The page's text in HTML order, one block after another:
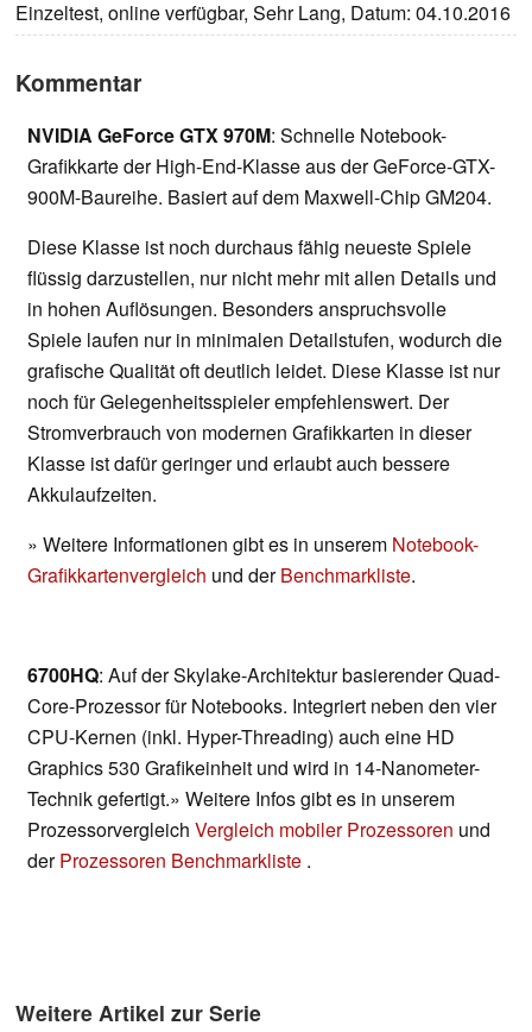
Einzeltest, online verfügbar, Sehr Lang, Datum: 04.10.2016
Kommentar
NVIDIA GeForce GTX 970M: Schnelle Notebook-
Grafikkarte der High-End-Klasse aus der GeForce-GTX-
900M-Baureihe. Basiert auf dem Maxwell-Chip GM204.
Diese Klasse ist noch durchaus fähig neueste Spiele
flüssig darzustellen, nur nicht mehr mit allen Details und
in hohen Auflösungen. Besonders anspruchsvolle
Spiele laufen nur in minimalen Detailstufen, wodurch die
grafische Qualität oft deutlich leidet. Diese Klasse ist nur
noch für Gelegenheitsspieler empfehlenswert. Der
Stromverbrauch von modernen Grafikkarten in dieser
Klasse ist dafür geringer und erlaubt auch bessere
Akkulaufzeiten.
» Weitere Informationen gibt es in unserem Notebook-
Grafikkartenvergleich und derBenchmarkliste.
6700HQ: Auf der Skylake-Architektur basierender Quad-
Core-Prozessor für Notebooks. Integriert neben den vier
CPU-Kernen (inkl. Hyper-Threading) auch eine HD
Graphics 530 Grafikeinheit und wird in 14-Nanometer-
Technik gefertigt.» Weitere Infos gibt es in unserem
Prozessorvergleich Vergleich mobiler Prozessoren und
derProzessoren Benchmarkliste .
Weitere Artikel zur Serie